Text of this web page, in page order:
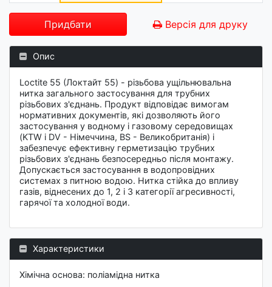
Придбати Версія для друку
Опис
Loctite 55 (Локтайт 55) - різьбова ущільнювальна
нитка загального застосування для трубних
різьбових з'єднань. Продукт відповідає вимогам
нормативних документів, які дозволяють його
застосування у водному і газовому середовищах
(KTW і DV - Німеччина, BS - Великобританія) і
забезпечує ефективну герметизацію трубних
різьбових з'єднань безпосередньо після монтажу.
Допускається застосування в водопровідних
системах з питною водою. Нитка стійка до впливу
газів, віднесених до 1, 2 і 3 категорії агресивності,
гарячої та холодної води.
Характеристики
Хімічна основа: поліамідна нитка